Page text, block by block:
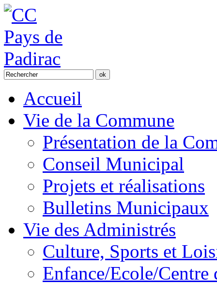
Accueil
Vie de la Commune
Présentation de la
Conseil Municipal
Projets et réalisations
Bulletins Municipaux
Vie des Administrés
Culture, Sports et
Enfance/Ecole/Centre